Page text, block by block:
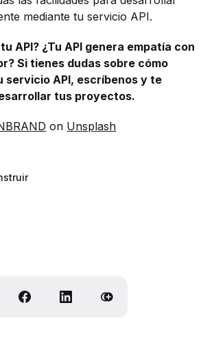
mediante tu servicio API.
API? ¿Tu API genera empatía con
Si tienes dudas sobre cómo
servicio API, escríbenos y te
tus proyectos.
on Unsplash